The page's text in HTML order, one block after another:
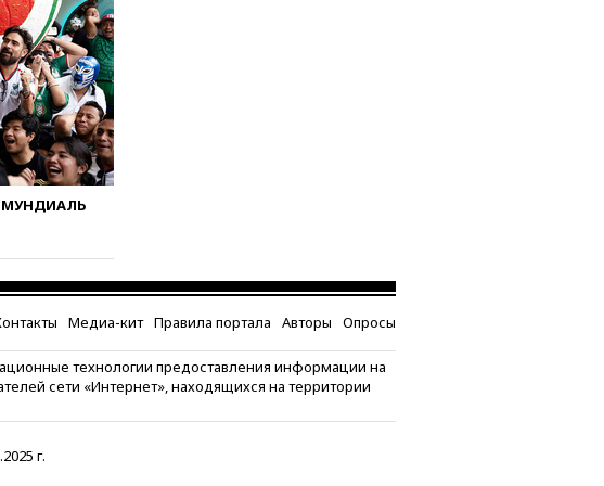
ВСУ на
мира
для
базы в
призвал
выборов в
человекМедиа-кит Правила портала Авторы Опросы
технологии предоставления информации на
сети «Интернет», находящихся на территории
г.